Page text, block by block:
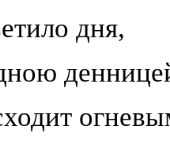
дня,